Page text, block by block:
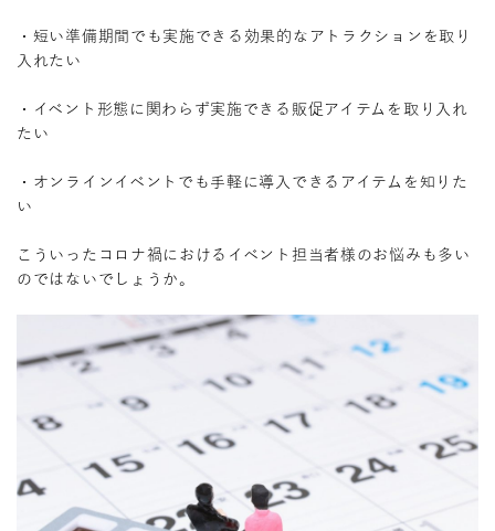
・短い準備期間でも実施できる効果的なアトラクションを取り
入れたい
・イベント形態に関わらず実施できる販促アイテムを取り入れ
たい
・オンラインイベントでも手軽に導入できるアイテムを知りた
い
こういったコロナ禍におけるイベント担当者様のお悩みも多い
のではないでしょうか。